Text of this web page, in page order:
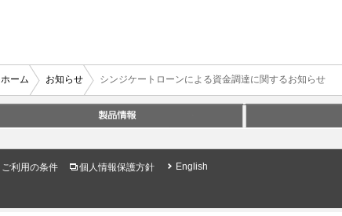
ホーム お知らせ シンジケートローンによる資金調達に関するお知らせ
ご利用の条件 個人情報保護方針 English